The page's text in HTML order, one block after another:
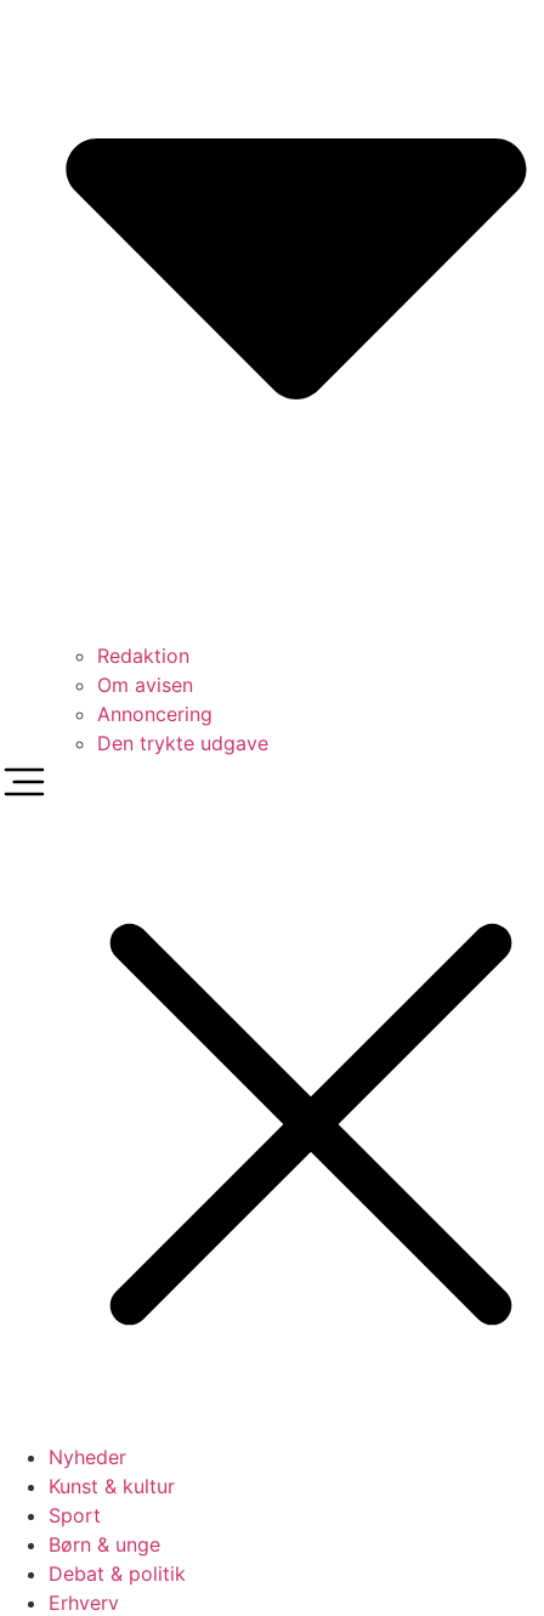
Redaktion
Om avisen
Annoncering
Den trykte udgave
Nyheder
Kunst & kultur
Sport
Børn & unge
Debat & politik
Erhverv